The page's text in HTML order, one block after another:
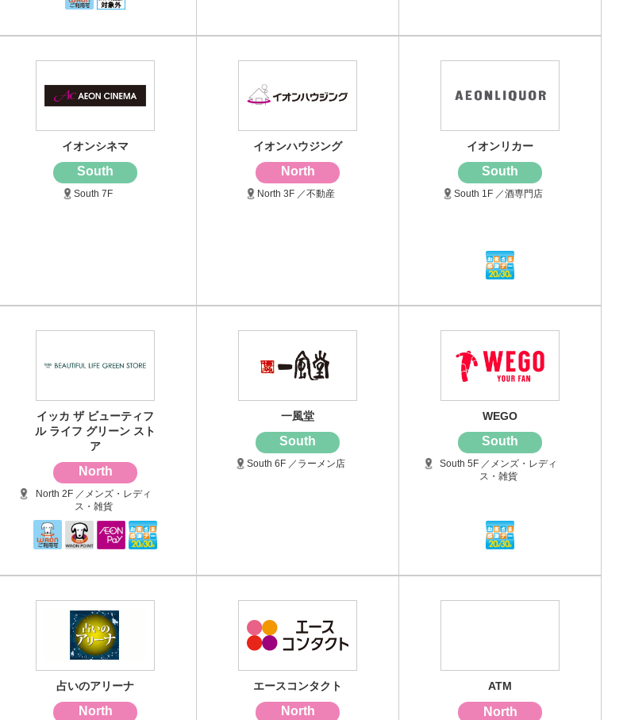
イオンシネマ
South
South 7F
イオンハウジング
North
North 3F ／不動産
イオンリカー
South
South 1F ／酒専門店
イッカ ザ ビューティフ
ル ライフ グリーン スト
ア
North
North 2F ／メンズ・レディ
ス・雑貨
一風堂
South
South 6F ／ラーメン店
WEGO
South
South 5F ／メンズ・レディ
ス・雑貨
占いのアリーナ
North
エースコンタクト
North
ATM
North